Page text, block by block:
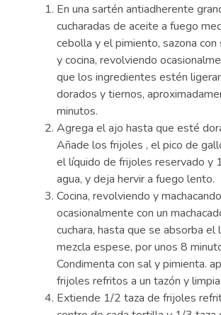
En una sartén antiadherente
cucharadas de aceite a fuego
cebolla y el pimiento, sazona con
y cocina, revolviendo
que los ingredientes estén
dorados y tiernos,
minutos.
Agrega el ajo hasta que esté
Añade los frijoles , el pico de
el líquido de frijoles reservado y
agua, y deja hervir a fuego lento.
Cocina, revolviendo y machacando
ocasionalmente con un
cuchara, hasta que se absorba el
mezcla espese, por unos 8
Condimenta con sal y pimienta.
frijoles refritos a un tazón y
Extiende 1/2 taza de frijoles